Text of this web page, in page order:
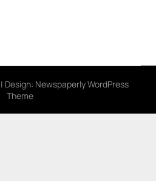
| Design: Newspaperly WordPress
Theme